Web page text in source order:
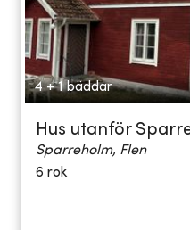
4 + 1 bäddar
Hus utanför
Sparreholm, Flen
6 rok